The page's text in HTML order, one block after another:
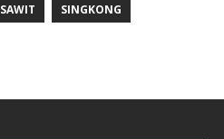
SAWIT SINGKONG